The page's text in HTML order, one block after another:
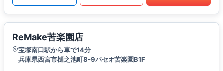
ReMake苦楽園店
宝塚南口駅から車で14分
兵庫県西宮市樋之池町8-9パセオ苦楽園B1F